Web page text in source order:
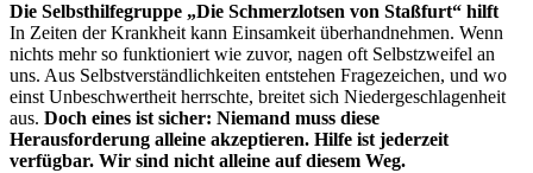
Die Selbsthilfegruppe „Die Schmerzlotsen von Staßfurt“ hilft
In Zeiten der Krankheit kann Einsamkeit überhandnehmen. Wenn
nichts mehr so funktioniert wie zuvor, nagen oft Selbstzweifel an
uns. Aus Selbstverständlichkeiten entstehen Fragezeichen, und wo
einst Unbeschwertheit herrschte, breitet sich Niedergeschlagenheit
aus. Doch eines ist sicher: Niemand muss diese
Herausforderung alleine akzeptieren. Hilfe ist jederzeit
verfügbar. Wir sind nicht alleine auf diesem Weg.